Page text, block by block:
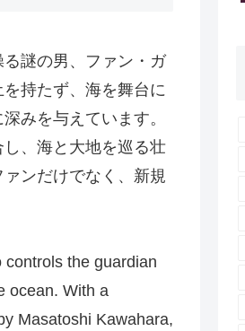
る謎の男、ファン・ガ
持たず、海を舞台に
みを与えています。
、海と大地を巡る壮
ンだけでなく、新規
controls the guardian
ocean. With a
Masatoshi Kawahara,